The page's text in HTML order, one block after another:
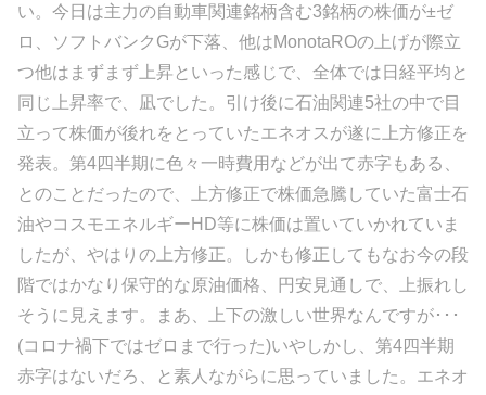
い。今日は主力の自動車関連銘柄含む3銘柄の株価が±ゼ
ロ、ソフトバンクGが下落、他はMonotaROの上げが際立
つ他はまずまず上昇といった感じで、全体では日経平均と
同じ上昇率で、凪でした。引け後に石油関連5社の中で目
立って株価が後れをとっていたエネオスが遂に上方修正を
発表。第4四半期に色々一時費用などが出て赤字もある、
とのことだったので、上方修正で株価急騰していた富士石
油やコスモエネルギーHD等に株価は置いていかれていま
したが、やはりの上方修正。しかも修正してもなお今の段
階ではかなり保守的な原油価格、円安見通しで、上振れし
そうに見えます。まあ、上下の激しい世界なんですが･･･
(コロナ禍下ではゼロまで行った)いやしかし、第4四半期
赤字はないだろ、と素人ながらに思っていました。エネオ